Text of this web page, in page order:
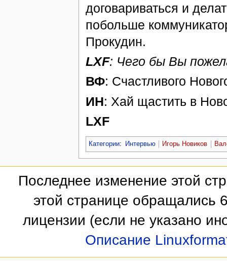
договариваться и
побольше
Прокудин.
LXF: Чего бы Вы
ВФ: Счастливого
ИН: Хай щастить в
LXF
Категории: Интервью Игорь Новиков
Последнее изменение этой
этой странице обращались
лицензии (если не указано
Описание